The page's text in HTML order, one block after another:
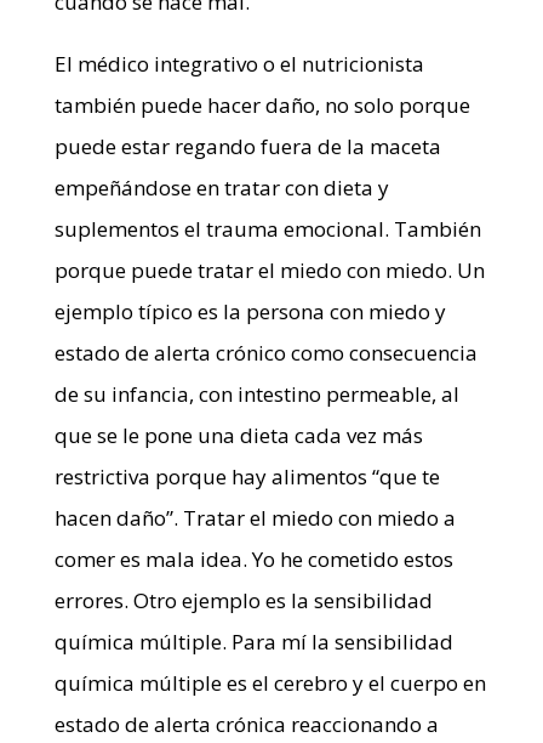
El médico integrativo o el nutricionista
también puede hacer daño, no solo porque
puede estar regando fuera de la maceta
empeñándose en tratar con dieta y
suplementos el trauma emocional. También
porque puede tratar el miedo con miedo. Un
ejemplo típico es la persona con miedo y
estado de alerta crónico como consecuencia
de su infancia, con intestino permeable, al
que se le pone una dieta cada vez más
restrictiva porque hay alimentos “que te
hacen daño”. Tratar el miedo con miedo a
comer es mala idea. Yo he cometido estos
errores. Otro ejemplo es la sensibilidad
química múltiple. Para mí la sensibilidad
química múltiple es el cerebro y el cuerpo en
estado de alerta crónica reaccionando a